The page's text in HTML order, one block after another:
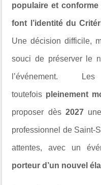
populaire et
font l’identité du
Une décision difficile,
souci de préserver le
l’événement.
toutefois pleinement
proposer dès 2027une
professionnel de Saint-
attentes, avec un
porteur d’un nouvel